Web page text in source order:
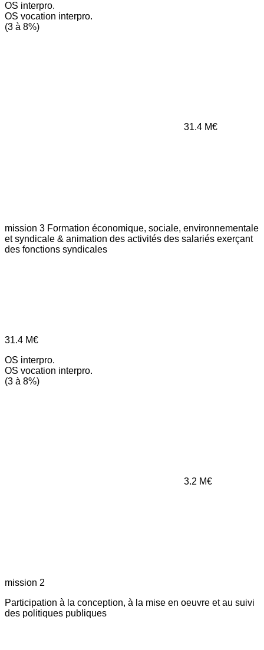
OS interpro.
OS vocation interpro.
(3 à 8%)
31.4 M€
mission 3 Formation économique, sociale, environnementale
et syndicale & animation des activités des salariés exerçant
des fonctions syndicales
31.4 M€
OS interpro.
OS vocation interpro.
(3 à 8%)
3.2 M€
mission 2
Participation à la conception, à la mise en oeuvre et au suivi
des politiques publiques